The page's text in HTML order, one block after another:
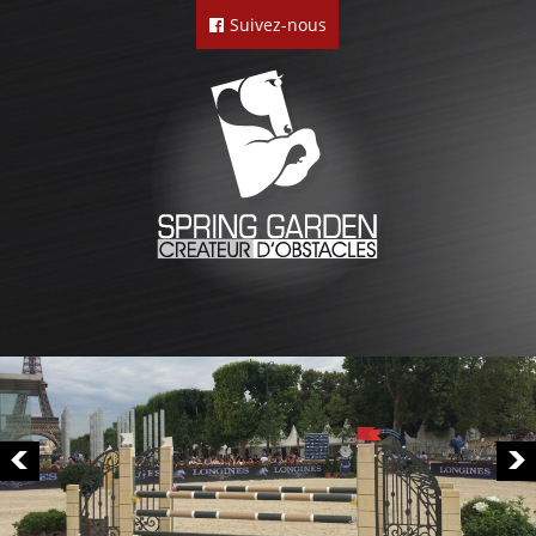
Suivez-nous